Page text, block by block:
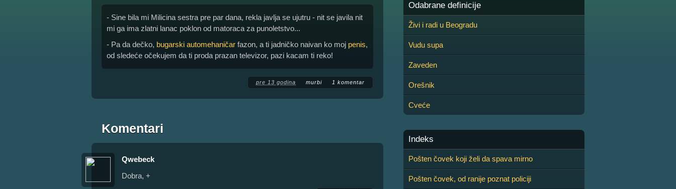
- Sine bila mi Milicina sestra pre par dana, rekla javlja se ujutru - nit se javila nit
mi ga ima zlatni lanac poklon od matoraca za punoletstvo...
- Pa da dečko, bugarski automehaničar fazon, a ti jadničko naivan ko moj penis,
od sledeće očekujem da ti proda prazan televizor, pazi kacam ti reko!
pre 13 godina murbi 1 komentar
Komentari
Qwebeck
Dobra, +
Odabrane definicije
Živi i radi u Beogradu
Vudu supa
Zaveden
Orešnik
Cveće
Indeks
Pošten čovek koji želi da spava mirno
Pošten čovek, od ranije poznat policiji